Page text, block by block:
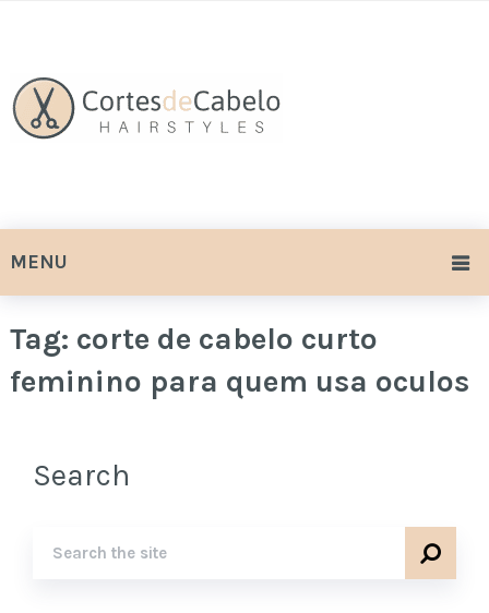
MENU
Tag: corte de cabelo curto
feminino para quem usa oculos
Search